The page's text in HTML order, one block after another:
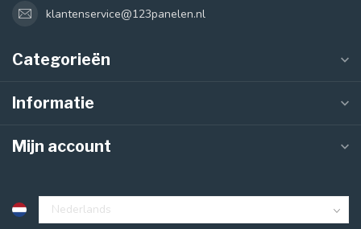
klantenservice@123panelen.nl
Categorieën
Informatie
Mijn account